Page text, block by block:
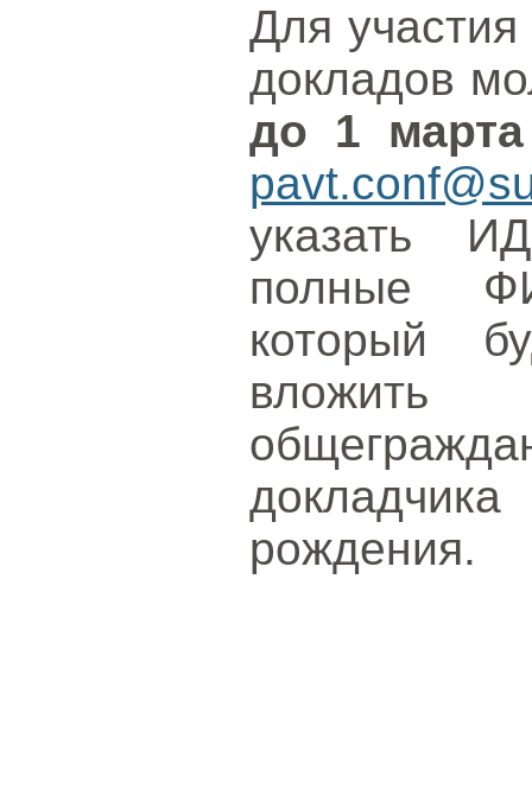
Для
докладов
до 1
указать
полные
который
рождения.